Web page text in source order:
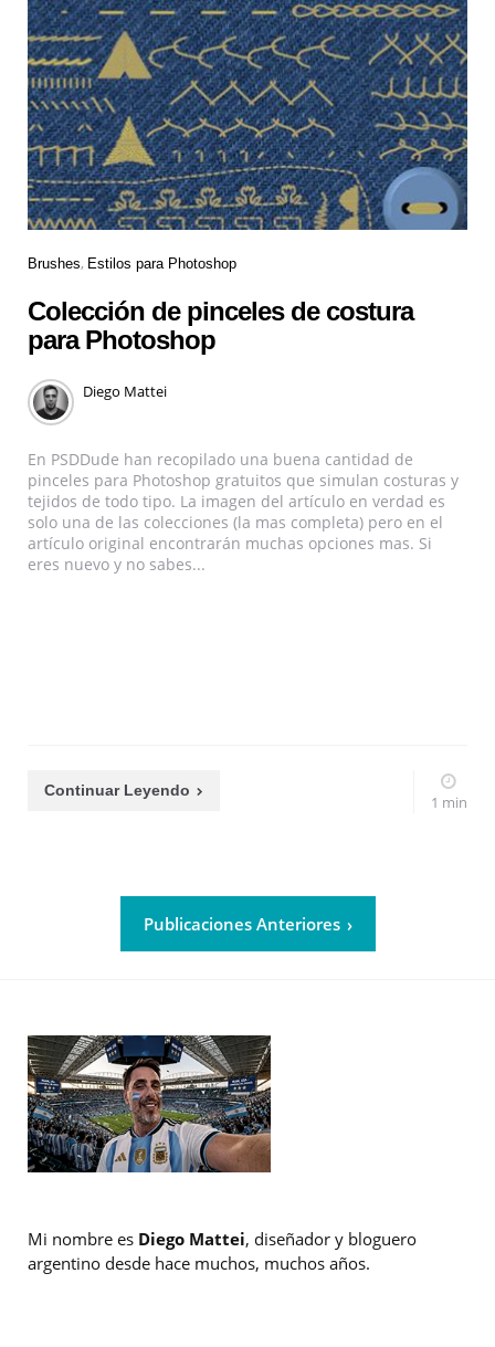
Brushes Estilos para Photoshop
Colección de pinceles de costura
para Photoshop
Diego Mattei
En PSDDude han recopilado una buena cantidad de
pinceles para Photoshop gratuitos que simulan costuras y
tejidos de todo tipo. La imagen del artículo en verdad es
solo una de las colecciones (la mas completa) pero en el
artículo original encontrarán muchas opciones mas. Si
eres nuevo y no sabes...
Continuar Leyendo
1 min
Publicaciones Anteriores
Mi nombre es Diego Mattei, diseñador y bloguero
argentino desde hace muchos, muchos años.